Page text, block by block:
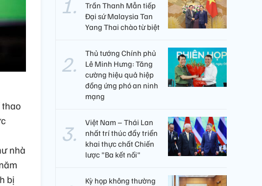
nhà
bị
Trần Thanh Mẫn tiếp
Đại sứ Malaysia Tan
Yang Thai chào từ biệt
Thủ tướng Chính phủ
Lê Minh Hưng: Tăng
cường hiệu quả hiệp
đồng ứng phó an ninh
mạng
Việt Nam – Thái Lan
nhất trí thúc đẩy triển
khai thực chất Chiến
lược "Ba kết nối"
Kỳ họp không thường